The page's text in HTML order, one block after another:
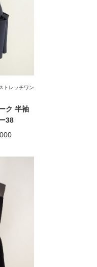
トレッチワン
ク 半袖
38